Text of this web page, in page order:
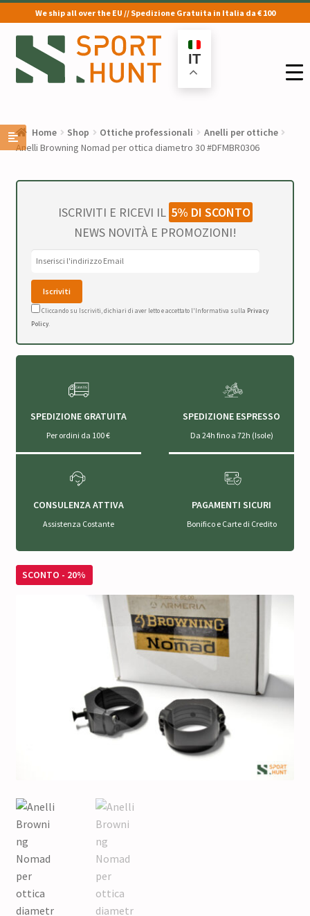
We ship all over the EU // Spedizione Gratuita in Italia da € 100
Vai
alla
navigazione
Vai
al
contenuto
IT
Home Shop Ottiche professionali
Anelli per ottiche
Anelli Browning Nomad per ottica diametro 30 #DFMBR0306
ISCRIVITI E RICEVI IL 5% DI SCONTO
NEWS NOVITÀ E PROMOZIONI!
Cliccando su Iscriviti, dichiari di aver letto e accettato l'Informativa sulla Privacy
Policy.
SPEDIZIONE GRATUITA
Per ordini da 100 €
SPEDIZIONE ESPRESSO
Da 24h fino a 72h (Isole)
CONSULENZA ATTIVA
Assistenza Costante
PAGAMENTI SICURI
Bonifico e Carte di Credito
SCONTO - 20%